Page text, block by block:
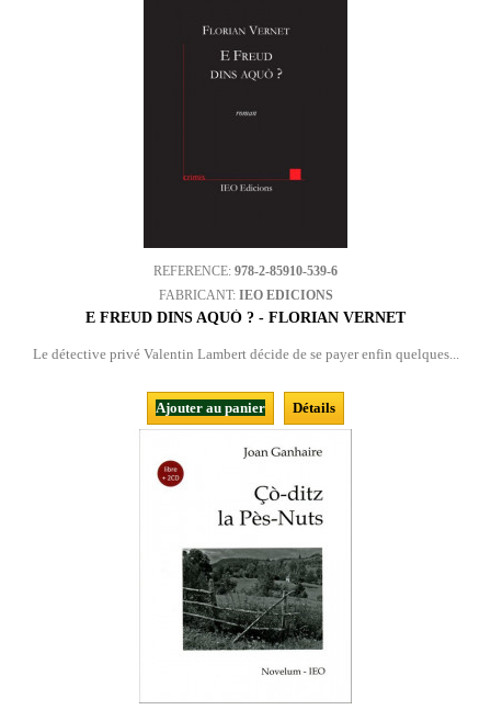
REFERENCE: 978-2-85910-539-6
FABRICANT: IEO EDICIONS
E FREUD DINS AQUÒ ? - FLORIAN VERNET
Le détective privé Valentin Lambert décide de se payer enfin quelques...
Ajouter au panier Détails